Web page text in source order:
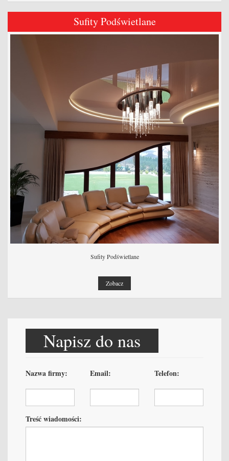
Sufity Podświetlane
Sufity Podświetlane
Zobacz
Napisz do nas
Nazwa firmy: Email: Telefon:
Treść wiadomości: